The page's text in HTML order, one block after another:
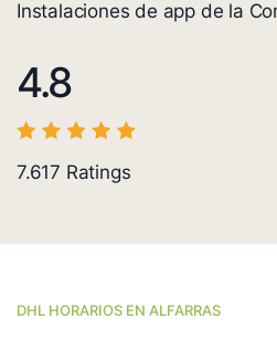
Instalaciones de app de la
4.8
7.617 Ratings
DHL HORARIOS EN ALFARRAS